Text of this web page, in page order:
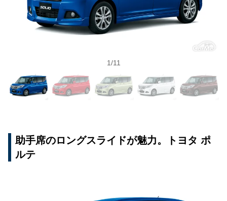
1/11
助手席のロングスライドが魅力。トヨタ ポ
ルテ